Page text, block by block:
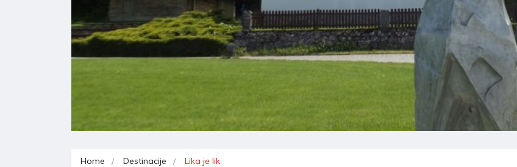
Home Destinacije Lika je lik